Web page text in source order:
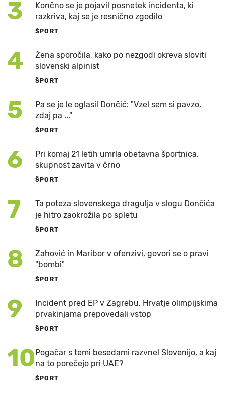
3
Končno se je pojavil posnetek incidenta, ki
razkriva, kaj se je resnično zgodilo
ŠPORT
4
Žena sporočila, kako po nezgodi okreva sloviti
slovenski alpinist
ŠPORT
5
Pa se je le oglasil Dončić: "Vzel sem si pavzo,
zdaj pa ..."
ŠPORT
6
Pri komaj 21 letih umrla obetavna športnica,
skupnost zavita v črno
ŠPORT
7
Ta poteza slovenskega dragulja v slogu Dončića
je hitro zaokrožila po spletu
ŠPORT
8
Zahović in Maribor v ofenzivi, govori se o pravi
"bombi"
ŠPORT
9
Incident pred EP v Zagrebu, Hrvatje olimpijskima
prvakinjama prepovedali vstop
ŠPORT
10 Pogačar s temi besedami razvnel Slovenijo, a kaj
na to porečejo pri UAE?
ŠPORT